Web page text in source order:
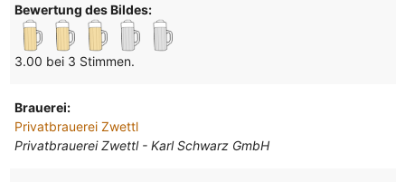
Bewertung des Bildes:
3.00 bei 3 Stimmen.
Brauerei:
Privatbrauerei Zwettl
Privatbrauerei Zwettl - Karl Schwarz GmbH